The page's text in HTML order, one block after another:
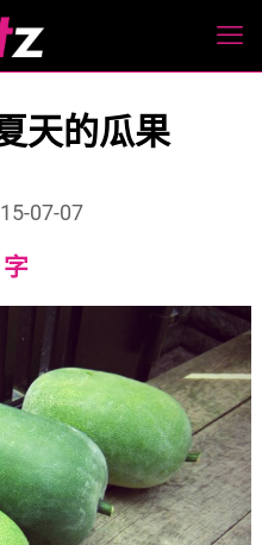
天的瓜果
07-07
字Increase